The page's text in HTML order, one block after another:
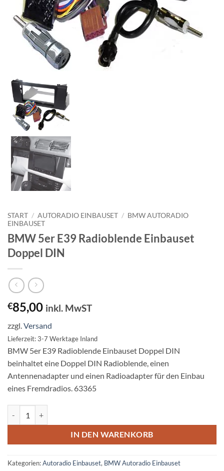
START / AUTORADIO EINBAUSET / BMW AUTORADIO
EINBAUSET
BMW 5er E39 Radioblende Einbauset
Doppel DIN
€85,00 inkl. MwST
zzgl.Versand
Lieferzeit: 3-7 Werktage Inland
BMW 5er E39 Radioblende Einbauset Doppel DIN
beinhaltet eine Doppel DIN Radioblende, einen
Antennenadapter und einen Radioadapter für den Einbau
eines Fremdradios. 63365
IN DEN WARENKORB
Kategorien:Autoradio Einbauset, BMW Autoradio Einbauset